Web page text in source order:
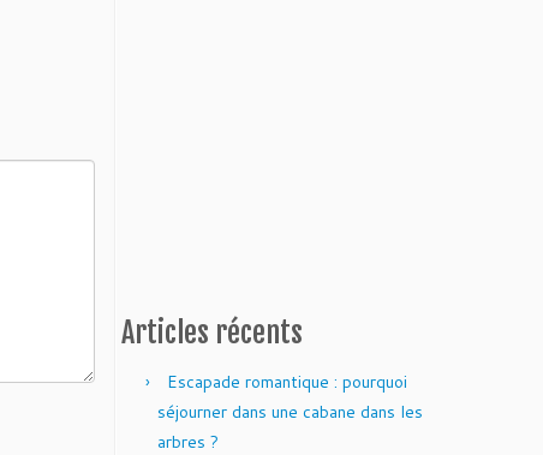
Articles récents
Escapade romantique : pourquoi
séjourner dans une cabane dans les
arbres ?